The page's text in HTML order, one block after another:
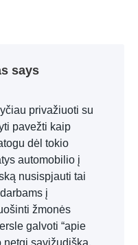
says
privažiuoti su
pavežti kaip
dėl tokio
automobilio į
nusispjauti tai
į
žmonės
galvoti “apie
netgi savižudiška.